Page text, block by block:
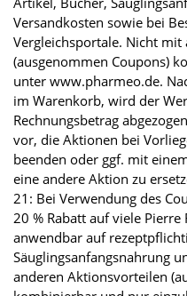
Versandkosten sowie bei
Vergleichsportale. Nicht
(ausgenommen Coupons)
unter www.pharmeo.de.
im Warenkorb, wird der
Rechnungsbetrag
vor, die Aktionen bei
beenden oder ggf. mit
eine andere Aktion zu
21: Bei Verwendung des
20 % Rabatt auf viele
anwendbar auf
Säuglingsanfangsnahrung
anderen Aktionsvorteilen